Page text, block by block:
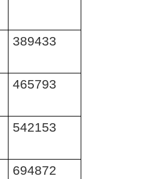
389433
465793
542153
694872